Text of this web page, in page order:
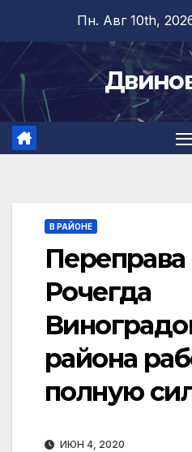
содержимому
Пн. Авг 10th,
В РАЙОНЕ
Переправа
Рочегда
района
полную
ИЮН 4, 2020